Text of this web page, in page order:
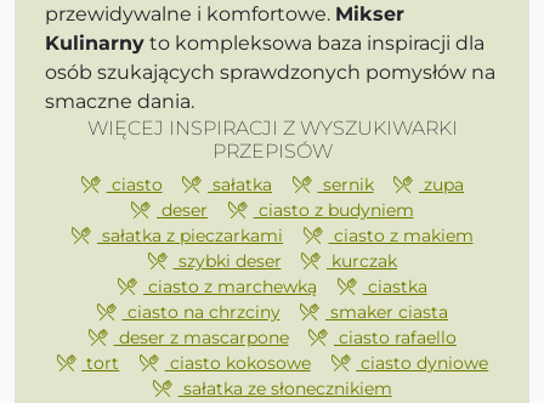
przewidywalne i komfortowe. Mikser
Kulinarny to kompleksowa baza inspiracji dla
osób szukających sprawdzonych pomysłów na
smaczne dania.
WIĘCEJ INSPIRACJI Z WYSZUKIWARKI
PRZEPISÓW
ciasto sałatka sernik
zupa
deser
ciasto z budyniem
sałatka z pieczarkami
ciasto z makiem
szybki deser
kurczak
ciasto z marchewką
ciastka
ciasto na chrzciny
smaker ciasta
deser z mascarpone
ciasto rafaello
tort
ciasto kokosowe
ciasto dyniowe
sałatka ze słonecznikiem